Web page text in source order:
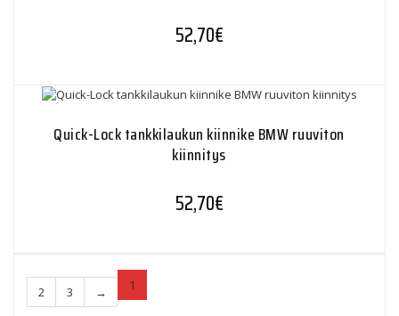
52,70€
Quick-Lock tankkilaukun kiinnike BMW ruuviton
kiinnitys
52,70€
1
2 3 →